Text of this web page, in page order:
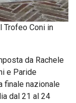
Trofeo Coni in
da Rachele
e Paride
finale nazionale
dal 21 al 24